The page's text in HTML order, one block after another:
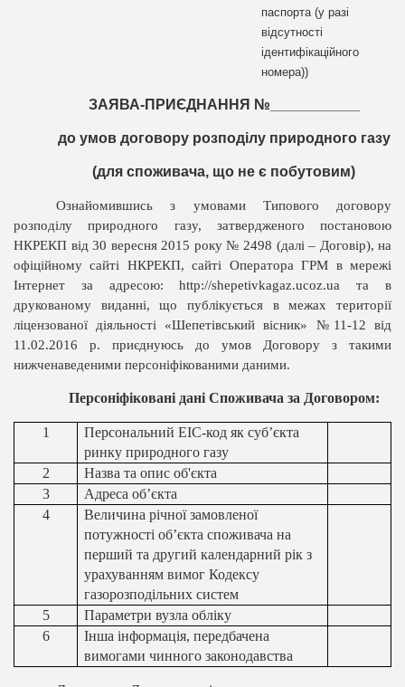
паспорта (у разі
відсутності
ідентифікаційного
номера))
ЗАЯВА-ПРИЄДНАННЯ №___________
до умов договору розподілу природного газу
(для споживача, що не є побутовим)
Ознайомившись з умовами Типового договору
розподілу природного газу, затвердженого постановою
НКРЕКП від 30 вересня 2015 року № 2498 (далі – Договір), на
офіційному сайті НКРЕКП, сайті Оператора ГРМ в мережі
Інтернет за адресою:
http://shepetivkagaz.ucoz.ua та в
друкованому виданні, що публікується в межах території
ліцензованої діяльності «Шепетівський вісник» №11-12 від
11.02.2016 р. приєднуюсь до умов Договору з такими
нижченаведеними персоніфікованими даними.
Персоніфіковані дані Споживача за Договором:
1
Персональний ЕІС-код як суб’єкта
ринку природного газу
2
Назва та опис об'єкта
3
Адреса об’єкта
4
Величина річної замовленої
потужності об’єкта споживача на
перший та другий календарний рік з
урахуванням вимог Кодексу
газорозподільних систем
5
Параметри вузла обліку
6
Інша інформація, передбачена
вимогами чинного законодавства